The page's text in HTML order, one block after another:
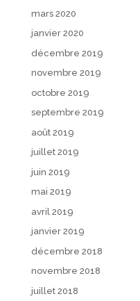
mars 2020
janvier 2020
décembre 2019
novembre 2019
octobre 2019
septembre 2019
août 2019
juillet 2019
juin 2019
mai 2019
avril 2019
janvier 2019
décembre 2018
novembre 2018
juillet 2018